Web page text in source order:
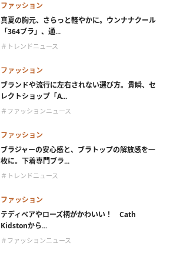
ファッション
真夏の胸元、さらっと軽やかに。ウンナナクール
「364ブラ」、通...
＃トレンドニュース
ファッション
ブランドや流行に左右されない選び方。貴瞬、セ
レクトショップ「A...
＃ファッションニュース
ファッション
ブラジャーの安心感と、ブラトップの解放感を一
枚に。下着専門ブラ...
＃トレンドニュース
ファッション
テディベアやローズ柄がかわいい！ Cath
Kidstonから...
＃ファッションニュース